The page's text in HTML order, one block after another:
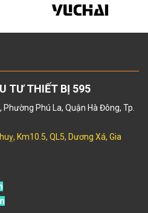
TƯ THIẾT BỊ 595
Phú La, Quận Hà Đông, Tp.
Km10.5, QL5, Dương Xá, Gia